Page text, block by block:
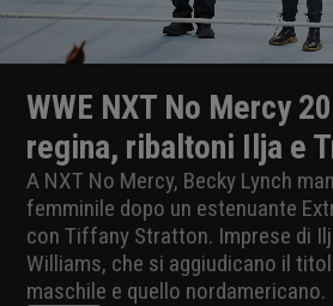
WWE NXT No Mercy
regina, ribaltoni Ilja e
A NXT No Mercy, Becky Lynch
femminile dopo un estenuante
con Tiffany Stratton. Imprese di
Williams, che si aggiudicano il
maschile e quello nordamericano.